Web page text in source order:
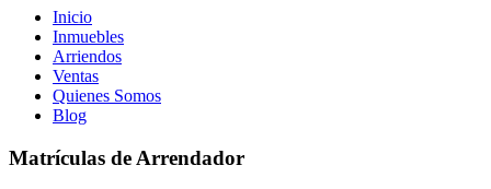
Inicio
Inmuebles
Arriendos
Ventas
Quienes Somos
Blog
Matrículas de Arrendador